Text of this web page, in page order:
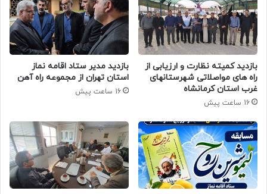
بازدید کمیته نظارت و ارزیابی از
راه های مواصلاتی شهرستانهای
غرب استان کرمانشاه
16 ساعت پیش
بازدید مدیر ستاد اقامه نماز
استان تهران از مجموعه راه آهن
16 ساعت پیش